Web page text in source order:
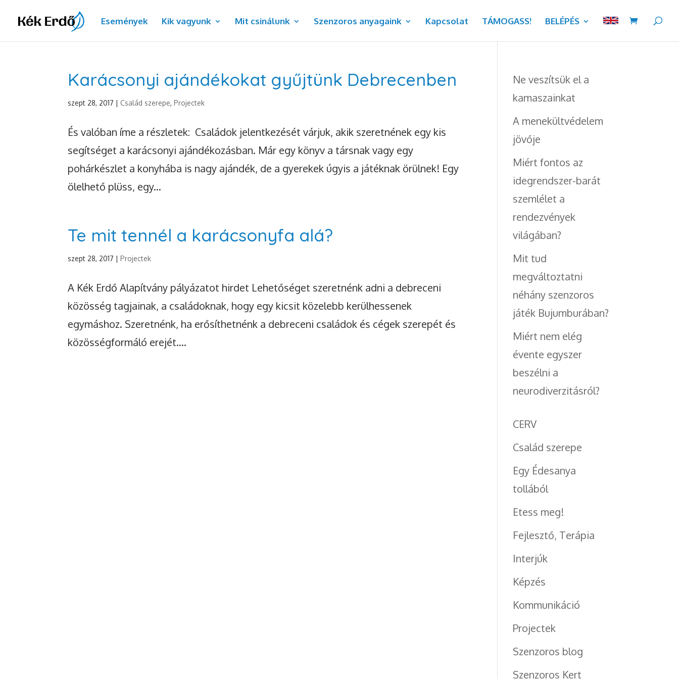
Események Kik vagyunk Mit csinálunk Szenzoros anyagaink Kapcsolat TÁMOGASS! BELÉPÉS
Karácsonyi ajándékokat gyűjtünk Debrecenben
szept 28, 2017 |Család szerepe,Projectek
És valóban íme a részletek: Családok jelentkezését várjuk, akik szeretnének egy kis
segítséget a karácsonyi ajándékozásban. Már egy könyv a társnak vagy egy
pohárkészlet a konyhába is nagy ajándék, de a gyerekek úgyis a játéknak örülnek! Egy
ölelhető plüss, egy...
Te mit tennél a karácsonyfa alá?
szept 28, 2017 |Projectek
A Kék Erdő Alapítvány pályázatot hirdet Lehetőséget szeretnénk adni a debreceni
közösség tagjainak, a családoknak, hogy egy kicsit közelebb kerülhessenek
egymáshoz. Szeretnénk, ha erősíthetnénk a debreceni családok és cégek szerepét és
közösségformáló erejét....
Ne veszítsük el a
kamaszainkat
A menekültvédelem
jövője
Miért fontos az
idegrendszer-barát
szemlélet a
rendezvények
világában?
Mit tud
megváltoztatni
néhány szenzoros
játék Bujumburában?
Miért nem elég
évente egyszer
beszélni a
neurodiverzitásról?
CERV
Család szerepe
Egy Édesanya
tollából
Etess meg!
Fejlesztő, Terápia
Interjúk
Képzés
Kommunikáció
Projectek
Szenzoros blog
Szenzoros Kert